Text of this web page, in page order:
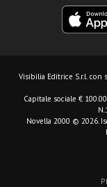
Visibilia Editrice S.r.l. con
Capitale sociale €
Novella 2000 © 2026.